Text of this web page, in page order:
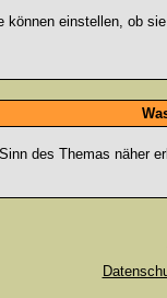
einstellen, ob
des Themas näher